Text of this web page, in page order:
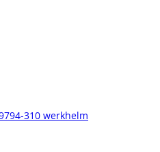
310 werkhelm